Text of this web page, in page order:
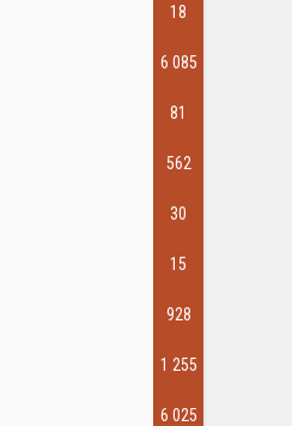
18
6 085
81
562
30
15
928
1 255
6 025